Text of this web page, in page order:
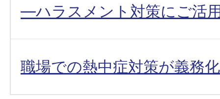
―ハラスメント対策にご活
職場での熱中症対策が義務